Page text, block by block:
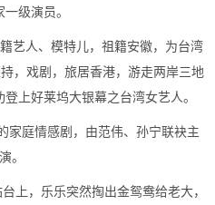
级演员。
艺人、模特儿，祖籍安徽，为台湾
，戏剧，旅居香港，游走两岸三地
上好莱坞大银幕之台湾女艺人。
家庭情感剧，由范伟、孙宁联袂主
演。
上，乐乐突然掏出金鸳鸯给老大，